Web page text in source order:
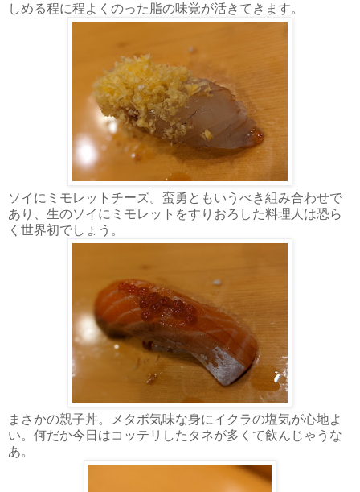
しめる程に程よくのった脂の味覚が活きてきます。
ソイにミモレットチーズ。蛮勇ともいうべき組み合わせで
あり、生のソイにミモレットをすりおろした料理人は恐ら
く世界初でしょう。
まさかの親子丼。メタボ気味な身にイクラの塩気が心地よ
い。何だか今日はコッテリしたタネが多くて飲んじゃうな
あ。